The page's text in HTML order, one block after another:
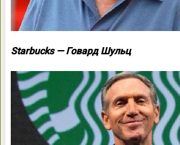
Starbucks — Говард Шульц